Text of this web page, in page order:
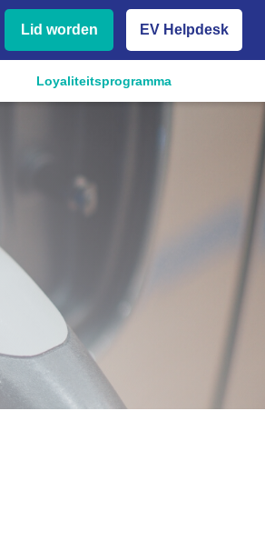
Lid worden EV Helpdesk
Loyaliteitsprogramma